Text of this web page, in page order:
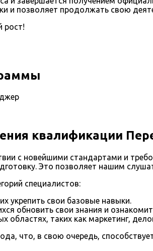
и позволяет продолжать свою
рост!
квалификации
с новейшими стандартами и
Это позволяет нашим
специалистов:
укрепить свои базовые навыки.
обновить свои знания и
областях, таких как маркетинг,
что, в свою очередь,